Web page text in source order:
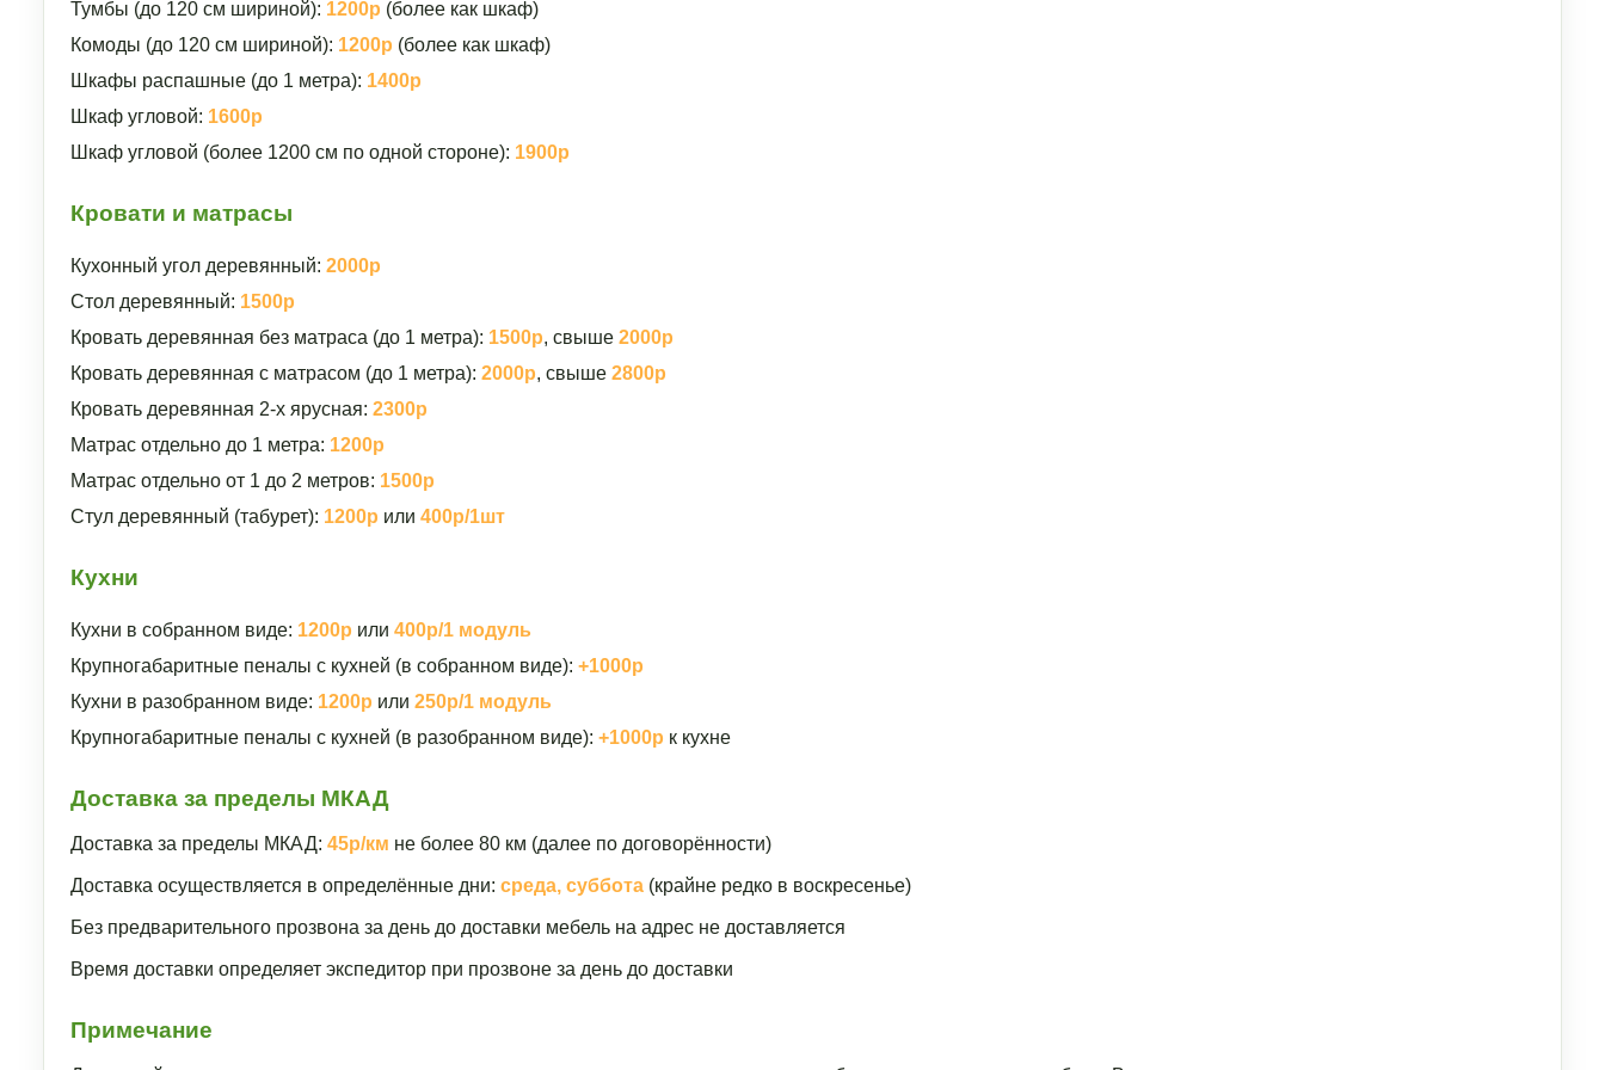
Тумбы (до 120 см шириной): 1200р (более как шкаф)
Комоды (до 120 см шириной): 1200р (более как шкаф)
Шкафы распашные (до 1 метра): 1400р
Шкаф угловой: 1600р
Шкаф угловой (более 1200 см по одной стороне): 1900р
Кровати и матрасы
Кухонный угол деревянный: 2000р
Стол деревянный: 1500р
Кровать деревянная без матраса (до 1 метра): 1500р, свыше 2000р
Кровать деревянная с матрасом (до 1 метра): 2000р, свыше 2800р
Кровать деревянная 2-х ярусная: 2300р
Матрас отдельно до 1 метра: 1200р
Матрас отдельно от 1 до 2 метров: 1500р
Стул деревянный (табурет): 1200р или 400р/1шт
Кухни
Кухни в собранном виде: 1200р или 400р/1 модуль
Крупногабаритные пеналы с кухней (в собранном виде): +1000р
Кухни в разобранном виде: 1200р или 250р/1 модуль
Крупногабаритные пеналы с кухней (в разобранном виде): +1000р к кухне
Доставка за пределы МКАД
Доставка за пределы МКАД: 45р/км не более 80 км (далее по договорённости)
Доставка осуществляется в определённые дни: среда, суббота (крайне редко в воскресенье)
Без предварительного прозвона за день до доставки мебель на адрес не доставляется
Время доставки определяет экспедитор при прозвоне за день до доставки
Примечание